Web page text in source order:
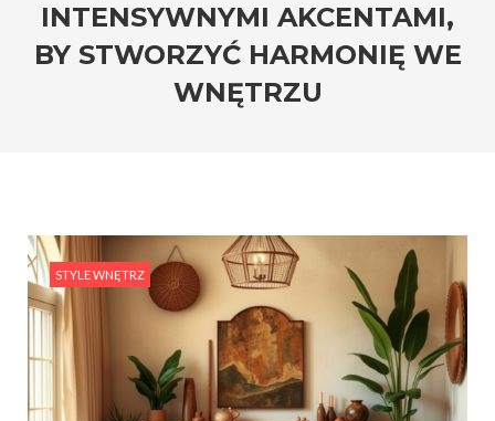
INTENSYWNYMI AKCENTAMI,
BY STWORZYĆ HARMONIĘ WE
WNĘTRZU
STYLE WNĘTRZ